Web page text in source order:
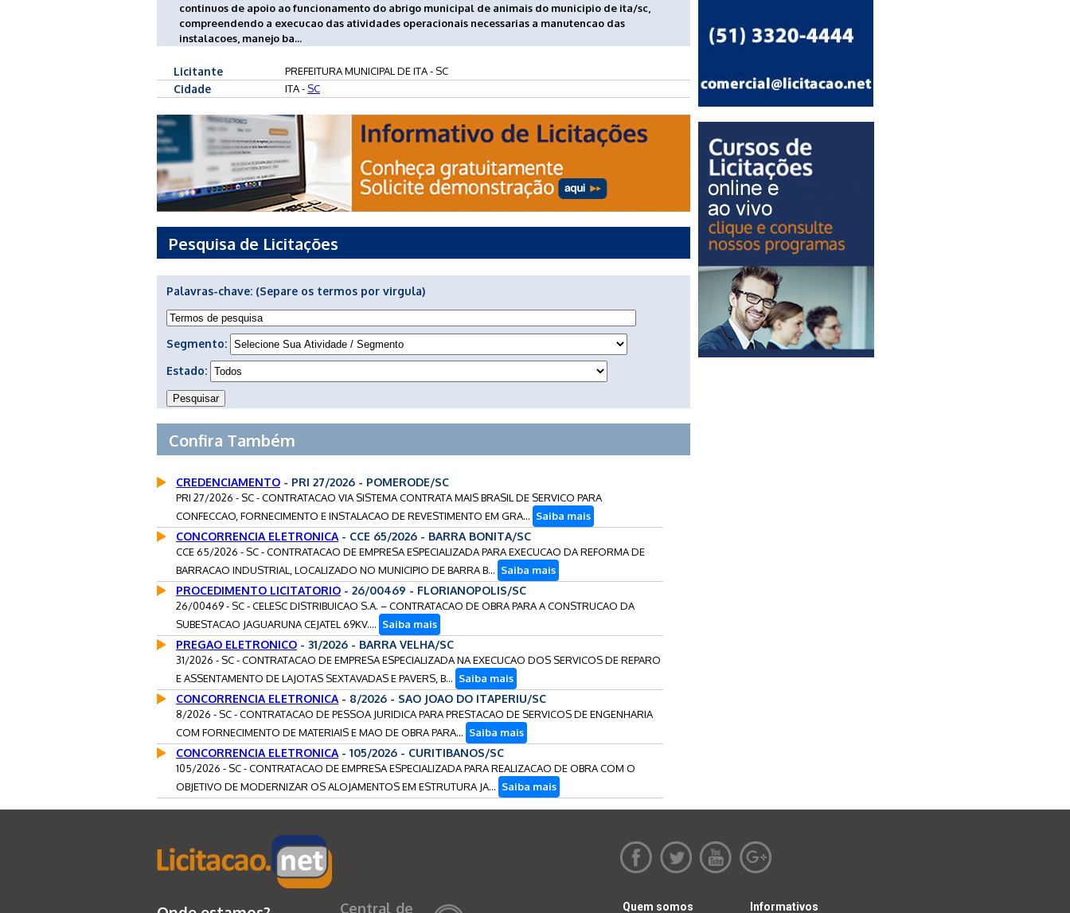
continuos de apoio ao funcionamento do abrigo municipal de animais do municipio de ita/sc,
compreendendo a execucao das atividades operacionais necessarias a manutencao das
instalacoes, manejo ba...
Licitante PREFEITURA MUNICIPAL DE ITA - SC
Cidade ITA - SC
Pesquisa de Licitações
Palavras-chave: (Separe os termos por virgula)
Segmento:
Estado:
Confira Também
CREDENCIAMENTO - PRI 27/2026 - POMERODE/SC
PRI 27/2026 - SC - CONTRATACAO VIA SISTEMA CONTRATA MAIS BRASIL DE SERVICO PARA
CONFECCAO, FORNECIMENTO E INSTALACAO DE REVESTIMENTO EM GRA... Saiba mais
CONCORRENCIA ELETRONICA - CCE 65/2026 - BARRA BONITA/SC
CCE 65/2026 - SC - CONTRATACAO DE EMPRESA ESPECIALIZADA PARA EXECUCAO DA REFORMA DE
BARRACAO INDUSTRIAL, LOCALIZADO NO MUNICIPIO DE BARRA B... Saiba mais
PROCEDIMENTO LICITATORIO - 26/00469 - FLORIANOPOLIS/SC
26/00469 - SC - CELESC DISTRIBUICAO S.A. – CONTRATACAO DE OBRA PARA A CONSTRUCAO DA
SUBESTACAO JAGUARUNA CEJATEL 69KV.... Saiba mais
PREGAO ELETRONICO - 31/2026 - BARRA VELHA/SC
31/2026 - SC - CONTRATACAO DE EMPRESA ESPECIALIZADA NA EXECUCAO DOS SERVICOS DE REPARO
E ASSENTAMENTO DE LAJOTAS SEXTAVADAS E PAVERS, B... Saiba mais
CONCORRENCIA ELETRONICA - 8/2026 - SAO JOAO DO ITAPERIU/SC
8/2026 - SC - CONTRATACAO DE PESSOA JURIDICA PARA PRESTACAO DE SERVICOS DE ENGENHARIA
COM FORNECIMENTO DE MATERIAIS E MAO DE OBRA PARA... Saiba mais
CONCORRENCIA ELETRONICA - 105/2026 - CURITIBANOS/SC
105/2026 - SC - CONTRATACAO DE EMPRESA ESPECIALIZADA PARA REALIZACAO DE OBRA COM O
OBJETIVO DE MODERNIZAR OS ALOJAMENTOS EM ESTRUTURA JA... Saiba mais
Central de Quem somos Informativos